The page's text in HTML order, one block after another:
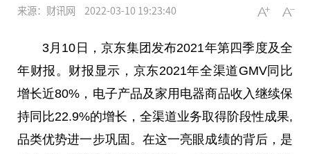
来源：财讯网 2022-03-10 19:23:40
3月10日，京东集团发布2021年第四季度及全
年财报。财报显示，京东2021年全渠道GMV同比
增长近80%，电子产品及家用电器商品收入继续保
持同比22.9%的增长，全渠道业务取得阶段性成果,
品类优势进一步巩固。在这一亮眼成绩的背后，是